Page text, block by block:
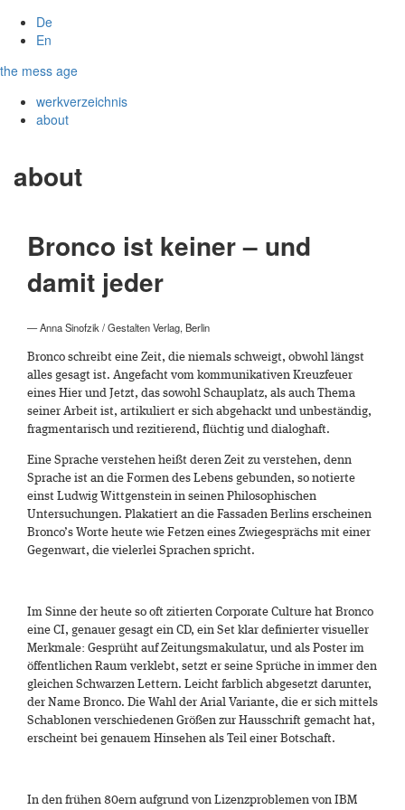
De
En
the mess age
werkverzeichnis
about
about
Bronco ist keiner – und
damit jeder
— Anna Sinofzik / Gestalten Verlag, Berlin
Bronco schreibt eine Zeit, die niemals schweigt, obwohl längst
alles gesagt ist. Angefacht vom kommunikativen Kreuzfeuer
eines Hier und Jetzt, das sowohl Schauplatz, als auch Thema
seiner Arbeit ist, artikuliert er sich abgehackt und unbeständig,
fragmentarisch und rezitierend, flüchtig und dialoghaft.
Eine Sprache verstehen heißt deren Zeit zu verstehen, denn
Sprache ist an die Formen des Lebens gebunden, so notierte
einst Ludwig Wittgenstein in seinen Philosophischen
Untersuchungen. Plakatiert an die Fassaden Berlins erscheinen
Bronco’s Worte heute wie Fetzen eines Zwiegesprächs mit einer
Gegenwart, die vielerlei Sprachen spricht.
Im Sinne der heute so oft zitierten Corporate Culture hat Bronco
eine CI, genauer gesagt ein CD, ein Set klar definierter visueller
Merkmale: Gesprüht auf Zeitungsmakulatur, und als Poster im
öffentlichen Raum verklebt, setzt er seine Sprüche in immer den
gleichen Schwarzen Lettern. Leicht farblich abgesetzt darunter,
der Name Bronco. Die Wahl der Arial Variante, die er sich mittels
Schablonen verschiedenen Größen zur Hausschrift gemacht hat,
erscheint bei genauem Hinsehen als Teil einer Botschaft.
In den frühen 80ern aufgrund von Lizenzproblemen von IBM